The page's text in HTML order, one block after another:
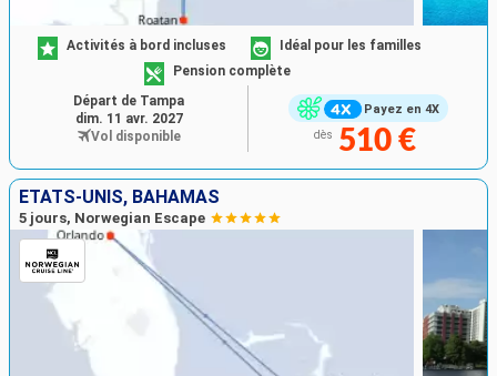
Payez en 4X
Activités à bord incluses
Idéal pour les familles
Pension complète
dès 510 €
Départ de Tampa
dim. 11 avr. 2027
Vol disponible
ÉTATS-UNIS, BAHAMAS
5 jours, Norwegian Escape